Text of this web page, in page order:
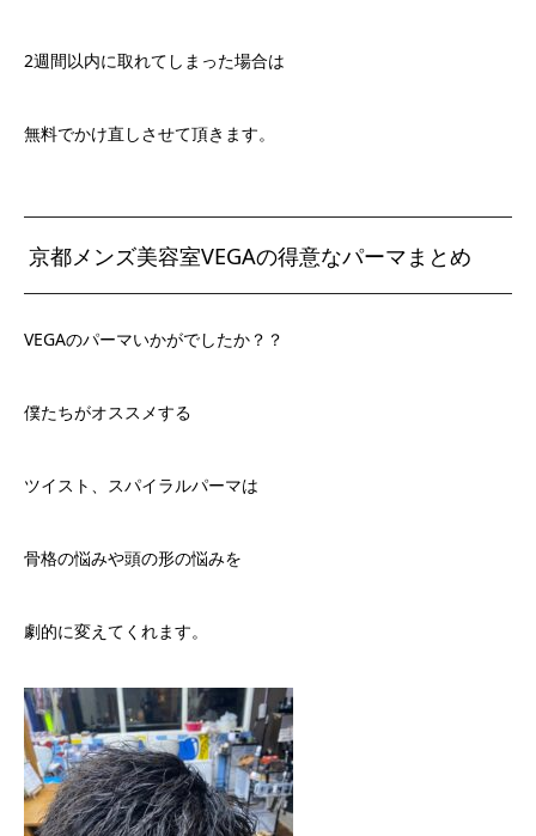
2週間以内に取れてしまった場合は
無料でかけ直しさせて頂きます。
京都メンズ美容室VEGAの得意なパーマまとめ
VEGAのパーマいかがでしたか？？
僕たちがオススメする
ツイスト、スパイラルパーマは
骨格の悩みや頭の形の悩みを
劇的に変えてくれます。